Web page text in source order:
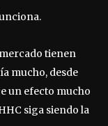
tienen
mucho, desde
un efecto mucho
siga siendo la